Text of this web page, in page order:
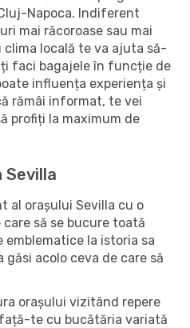
Napoca. Indiferent
mai răcoroase sau mai
clima locală te va ajuta să-
faci bagajele în funcție de
influența experiența și
rămâi informat, te vei
profiți la maximum de
al orașului Sevilla cu o
să se bucure toată
emblematice la istoria sa
acolo ceva de care să
orașului vizitând repere
te cu bucătăria variată